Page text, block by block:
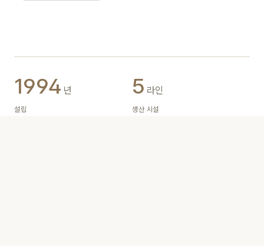
1994 년
설립
5 라인
생산 시설